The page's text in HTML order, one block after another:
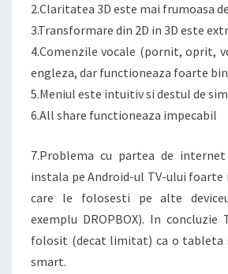
2.Claritatea 3D este mai frumoasa
3.Transformare din 2D in 3D este
4.Comenzile vocale (pornit, oprit,
engleza, dar functioneaza foarte
5.Meniul este intuitiv si destul de
6.All share functioneaza impecabil
7.Problema cu partea de
instala pe Android-ul TV-ului
care le folosesti pe alte
exemplu DROPBOX). In
folosit (decat limitat) ca o tableta
smart.